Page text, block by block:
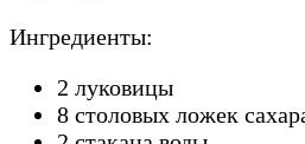
Ингредиенты:
2 луковицы
8 столовых ложек